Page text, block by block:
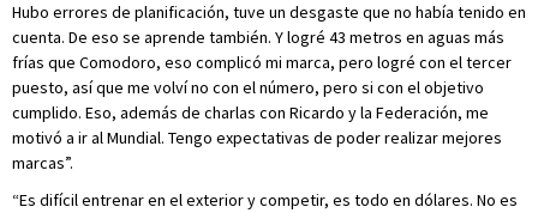
Hubo errores de planificación, tuve un desgaste que no había tenido en
cuenta. De eso se aprende también. Y logré 43 metros en aguas más
frías que Comodoro, eso complicó mi marca, pero logré con el tercer
puesto, así que me volví no con el número, pero si con el objetivo
cumplido. Eso, además de charlas con Ricardo y la Federación, me
motivó a ir al Mundial. Tengo expectativas de poder realizar mejores
marcas”.
“Es difícil entrenar en el exterior y competir, es todo en dólares. No es